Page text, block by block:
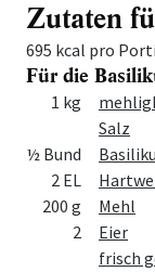
Zutaten
695 kcal pro
Für die
MengeZutat
1 kg
Salz
½ Bund
2 EL
200 g
Mehl
2
Eier
frisch